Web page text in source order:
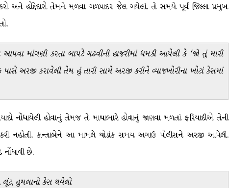
અને હોદ્દેદારો તેમને મળવા ગળપાદર જેલ ગયેલાં. તે સમયે પૂર્વ જિલ્લા પ્રમુખ
આપવા માંગણી કરતા બાપટે ગઢવીની હાજરીમાં ધમકી આપેલી કે ‘જો તું મારી
અરજી કરાવેલી તેમ હું તારી સામે અરજી કરીને વ્યાજખોરીના ખોટાં કેસમાં
નોંધાયેલી હોવાનું તેમજ તે માથાભારે હોવાનું જાણવા મળતાં ફરિયાદીએ તેની
કરી નહોતી. કાન્તાબેને આ મામલે થોડાંક સમય અગાઉ પોલીસને અરજી આપેલી.
છે.
લૂંટ, હુમલાનો કેસ થયેલો